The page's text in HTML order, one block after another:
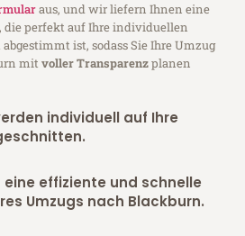
aus, und wir liefern Ihnen eine
, die perfekt auf Ihre individuellen
ist, sodass Sie Ihre Umzug
mitvoller Transparenzplanen
individuell auf Ihre
effiziente und schnelle
Umzugs nach Blackburn.